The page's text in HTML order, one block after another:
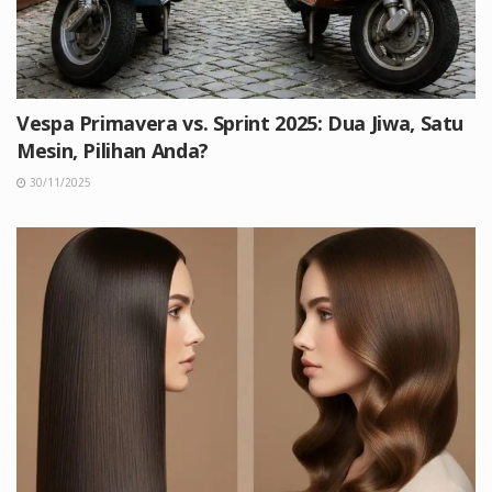
Vespa Primavera vs. Sprint 2025: Dua Jiwa, Satu
Mesin, Pilihan Anda?
30/11/2025